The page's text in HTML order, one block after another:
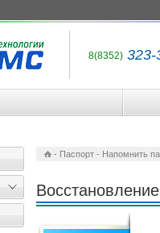
8(8352) 323-
- Паспорт - Напомнить